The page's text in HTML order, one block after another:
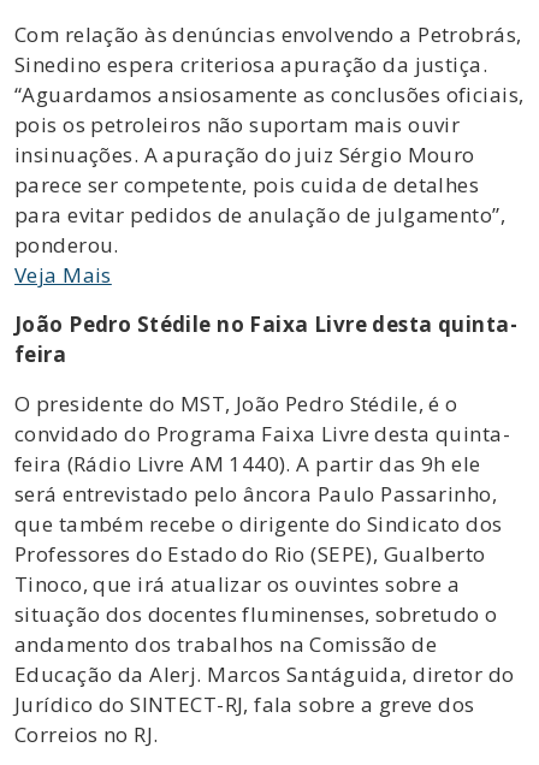
Com relação às denúncias envolvendo a Petrobrás,
Sinedino espera criteriosa apuração da justiça.
“Aguardamos ansiosamente as conclusões oficiais,
pois os petroleiros não suportam mais ouvir
insinuações. A apuração do juiz Sérgio Mouro
parece ser competente, pois cuida de detalhes
para evitar pedidos de anulação de julgamento”,
ponderou.
Veja Mais
João Pedro Stédile no Faixa Livre desta quinta-
feira
O presidente do MST, João Pedro Stédile, é o
convidado do Programa Faixa Livre desta quinta-
feira (Rádio Livre AM 1440). A partir das 9h ele
será entrevistado pelo âncora Paulo Passarinho,
que também recebe o dirigente do Sindicato dos
Professores do Estado do Rio (SEPE), Gualberto
Tinoco, que irá atualizar os ouvintes sobre a
situação dos docentes fluminenses, sobretudo o
andamento dos trabalhos na Comissão de
Educação da Alerj. Marcos Santáguida, diretor do
Jurídico do SINTECT-RJ, fala sobre a greve dos
Correios no RJ.